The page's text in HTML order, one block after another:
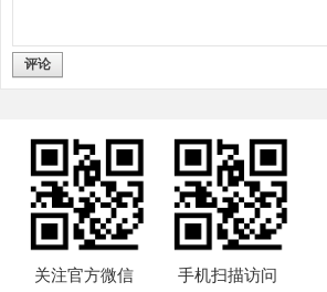
评论
关注官方微信 手机扫描访问